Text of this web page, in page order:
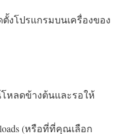
งโปรแกรมบนเครื่องของ
หลดข้างต้นและรอให้
(หรือที่ที่คุณเลือก